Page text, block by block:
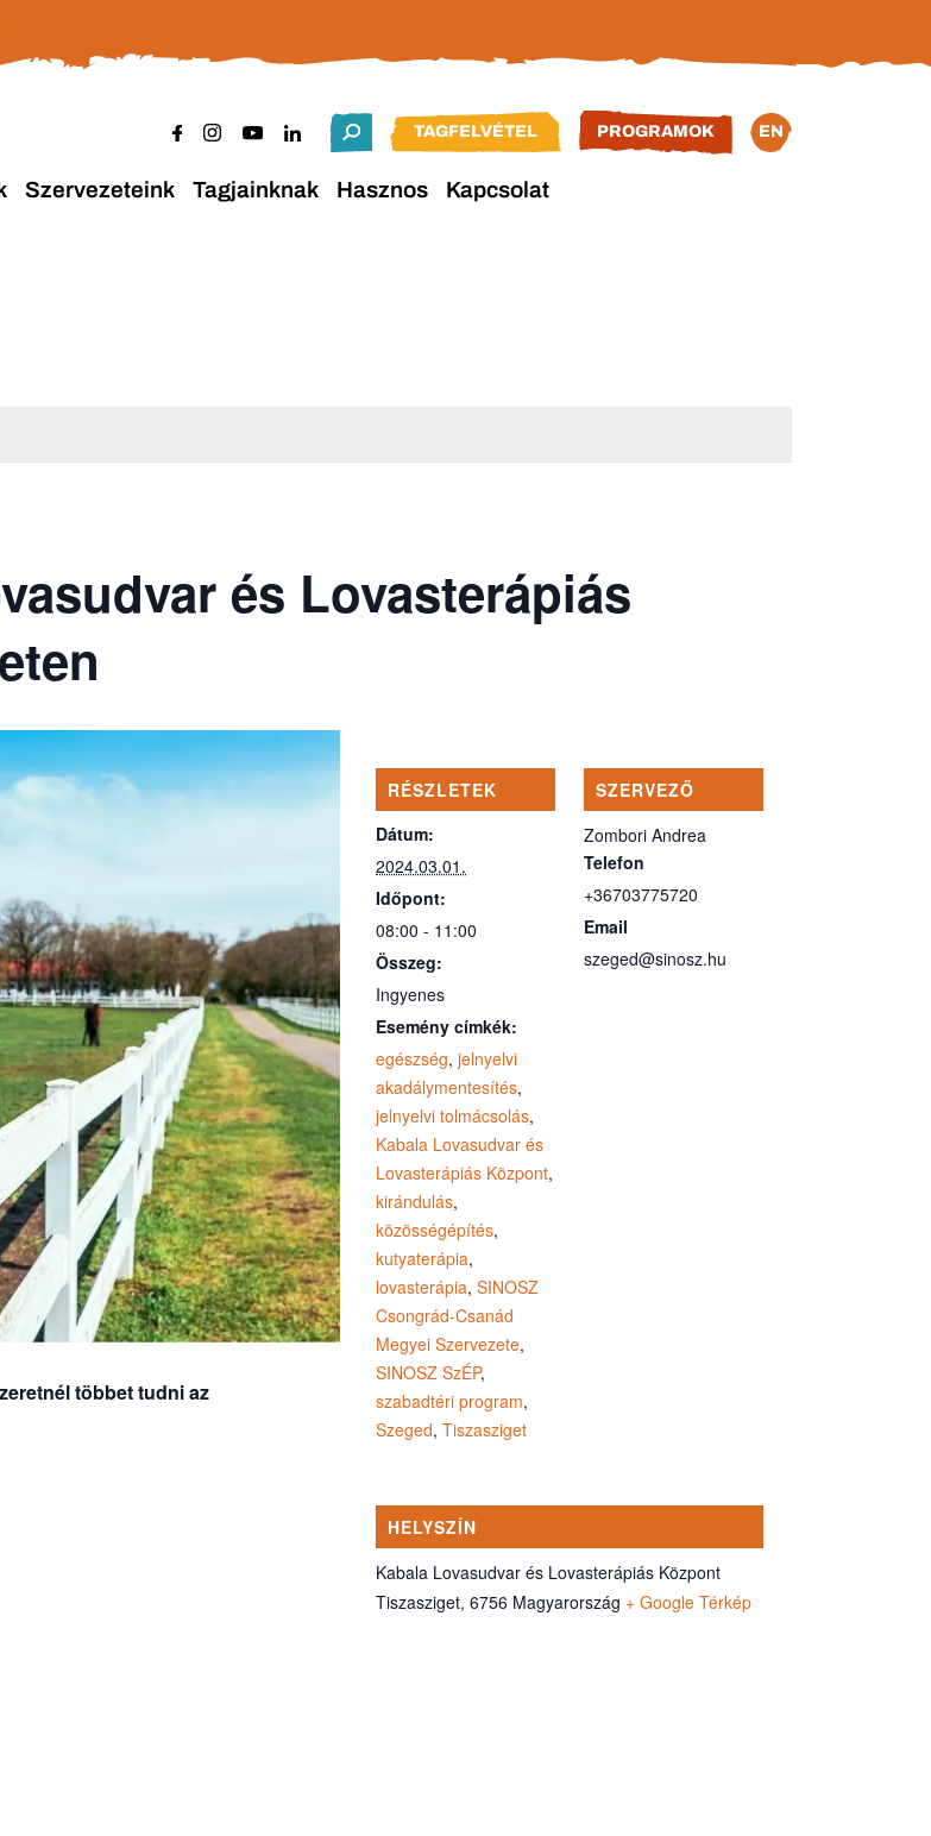
TAGFELVÉTEL PROGRAMOK EN
Szervezeteink Tagjainknak Hasznos Kapcsolat
és Lovasterápiás
többet tudni az
RÉSZLETEK
Dátum:
2024.03.01.
Időpont:
08:00 - 11:00
Összeg:
Ingyenes
Esemény címkék:
egészség, jelnyelvi
akadálymentesítés,
jelnyelvi tolmácsolás,
Kabala Lovasudvar és
Lovasterápiás Központ,
kirándulás,
közösségépítés,
kutyaterápia,
lovasterápia, SINOSZ
Csongrád-Csanád
Megyei Szervezete,
SINOSZ SzÉP,
szabadtéri program,
Szeged, Tiszasziget
SZERVEZŐ
Zombori Andrea
Telefon
+36703775720
Email
szeged@sinosz.hu
HELYSZÍN
Kabala Lovasudvar és Lovasterápiás Központ
Tiszasziget, 6756 Magyarország + Google Térkép